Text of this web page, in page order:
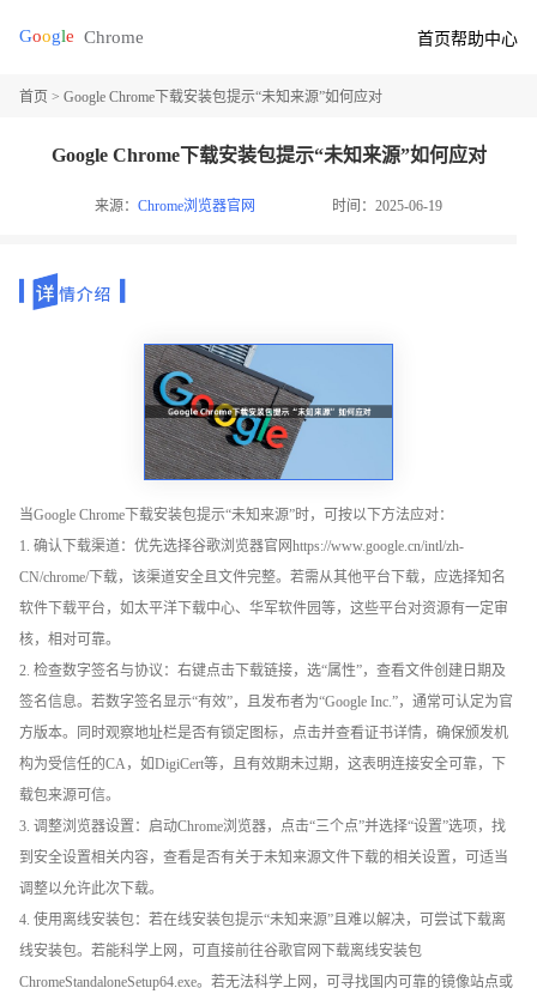
首页帮助中心
首页 > Google Chrome下载安装包提示“未知来源”如何应对
Google Chrome下载安装包提示“未知来源”如何应对
来源：Chrome浏览器官网 时间：2025-06-19
当Google Chrome下载安装包提示“未知来源”时，可按以下方法应对：
1. 确认下载渠道：优先选择谷歌浏览器官网https://www.google.cn/intl/zh-
CN/chrome/下载，该渠道安全且文件完整。若需从其他平台下载，应选择知名
软件下载平台，如太平洋下载中心、华军软件园等，这些平台对资源有一定审
核，相对可靠。
2. 检查数字签名与协议：右键点击下载链接，选“属性”，查看文件创建日期及
签名信息。若数字签名显示“有效”，且发布者为“Google Inc.”，通常可认定为官
方版本。同时观察地址栏是否有锁定图标，点击并查看证书详情，确保颁发机
构为受信任的CA，如DigiCert等，且有效期未过期，这表明连接安全可靠，下
载包来源可信。
3. 调整浏览器设置：启动Chrome浏览器，点击“三个点”并选择“设置”选项，找
到安全设置相关内容，查看是否有关于未知来源文件下载的相关设置，可适当
调整以允许此次下载。
4. 使用离线安装包：若在线安装包提示“未知来源”且难以解决，可尝试下载离
线安装包。若能科学上网，可直接前往谷歌官网下载离线安装包
ChromeStandaloneSetup64.exe。若无法科学上网，可寻找国内可靠的镜像站点或